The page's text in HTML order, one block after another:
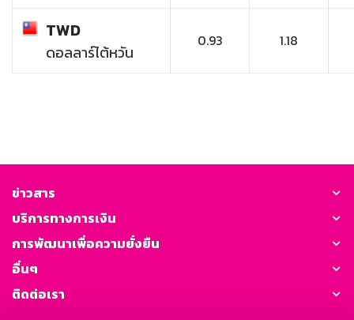
TWD
ดอลลาร์ไต้หวัน
0.93 1.18
ข่าวสาร
บริการทางการเงิน
การพัฒนาเพื่อความยั่งยืน
อื่นๆ
ติดต่อเรา